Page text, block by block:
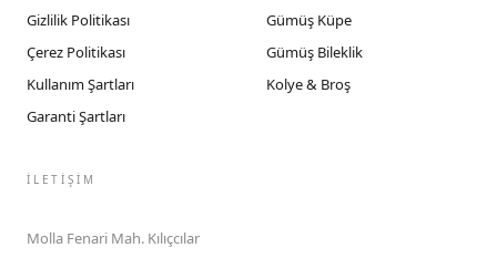
Gizlilik Politikası
Çerez Politikası
Kullanım Şartları
Garanti Şartları
Gümüş Küpe
Gümüş Bileklik
Kolye & Broş
İLETIŞIM
Molla Fenari Mah. Kılıçcılar